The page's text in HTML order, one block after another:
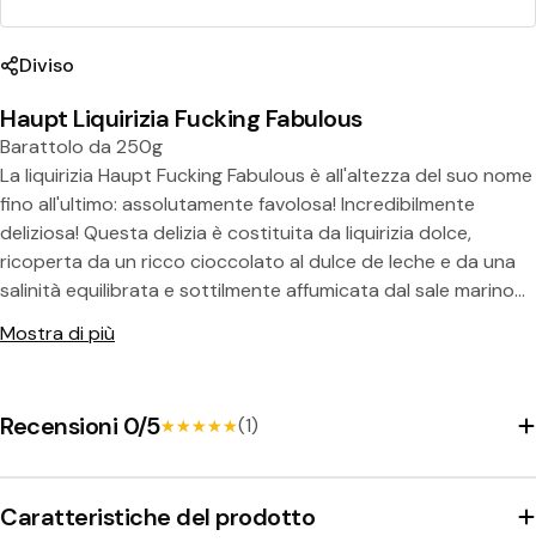
Diviso
Condividi questo prodotto
Diviso:
Haupt Liquirizia Fucking Fabulous
Barattolo da 250g
La liquirizia Haupt Fucking Fabulous è all'altezza del suo nome
fino all'ultimo: assolutamente favolosa! Incredibilmente
deliziosa! Questa delizia è costituita da liquirizia dolce,
ricoperta da un ricco cioccolato al dulce de leche e da una
salinità equilibrata e sottilmente affumicata dal sale marino
una sfumatura sofisticata e raffinata che persiste a lungo.
Mostra di più
Recensioni 0/5★★★★★
★★★★★(1)
Caratteristiche del prodotto